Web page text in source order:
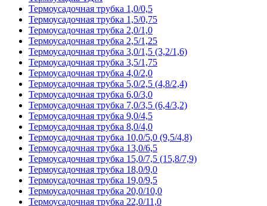
Термоусадочная трубка 1,0/0,5
Термоусадочная трубка 1,5/0,75
Термоусадочная трубка 2,0/1,0
Термоусадочная трубка 2,5/1,25
Термоусадочная трубка 3,0/1,5 (3,2/1,6)
Термоусадочная трубка 3,5/1,75
Термоусадочная трубка 4,0/2,0
Термоусадочная трубка 5,0/2,5 (4,8/2,4)
Термоусадочная трубка 6,0/3,0
Термоусадочная трубка 7,0/3,5 (6,4/3,2)
Термоусадочная трубка 9,0/4,5
Термоусадочная трубка 8,0/4,0
Термоусадочная трубка 10,0/5,0 (9,5/4,8)
Термоусадочная трубка 13,0/6,5
Термоусадочная трубка 15,0/7,5 (15,8/7,9)
Термоусадочная трубка 18,0/9,0
Термоусадочная трубка 19,0/9,5
Термоусадочная трубка 20,0/10,0
Термоусадочная трубка 22,0/11,0